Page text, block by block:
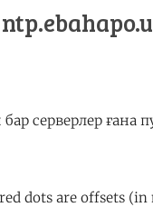
серверлер ғана
dots are offsets